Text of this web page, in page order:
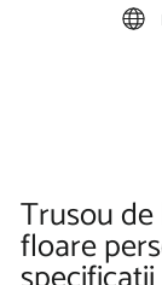
Trusou
floare